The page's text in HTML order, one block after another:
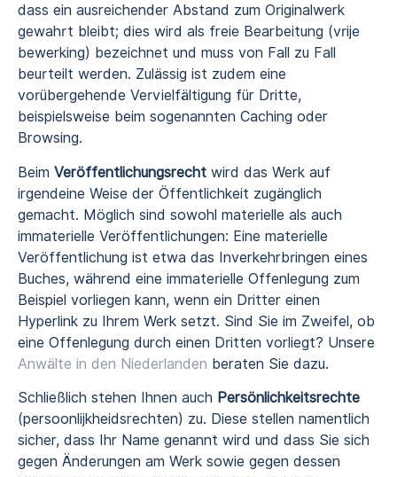
dass ein ausreichender Abstand zum Originalwerk
gewahrt bleibt; dies wird als freie Bearbeitung (vrije
bewerking) bezeichnet und muss von Fall zu Fall
beurteilt werden. Zulässig ist zudem eine
vorübergehende Vervielfältigung für Dritte,
beispielsweise beim sogenannten Caching oder
Browsing.
Beim Veröffentlichungsrecht wird das Werk auf
irgendeine Weise der Öffentlichkeit zugänglich
gemacht. Möglich sind sowohl materielle als auch
immaterielle Veröffentlichungen: Eine materielle
Veröffentlichung ist etwa das Inverkehrbringen eines
Buches, während eine immaterielle Offenlegung zum
Beispiel vorliegen kann, wenn ein Dritter einen
Hyperlink zu Ihrem Werk setzt. Sind Sie im Zweifel, ob
eine Offenlegung durch einen Dritten vorliegt? Unsere
Anwälte in den Niederlanden beraten Sie dazu.
Schließlich stehen Ihnen auch Persönlichkeitsrechte
(persoonlijkheidsrechten) zu. Diese stellen namentlich
sicher, dass Ihr Name genannt wird und dass Sie sich
gegen Änderungen am Werk sowie gegen dessen